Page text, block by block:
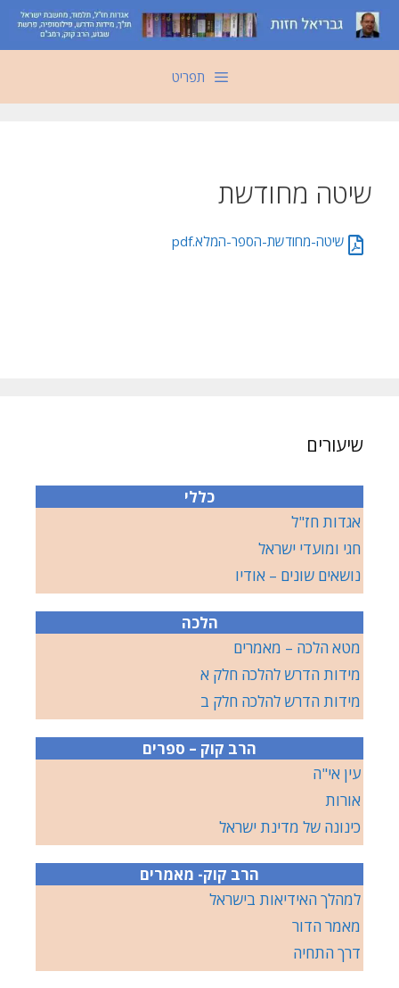
לדלג
לתוכן
תפריט
שיטה מחודשת
שיטה-מחודשת-הספר-המלא.pdf
שיעורים
כללי
אגדות חז"ל
חגי ומועדי ישראל
נושאים שונים – אודיו
הלכה
מטא הלכה – מאמרים
מידות הדרש להלכה חלק א
מידות הדרש להלכה חלק ב
הרב קוק – ספרים
עין אי"ה
אורות
כינונה של מדינת ישראל
הרב קוק- מאמרים
למהלך האידיאות בישראל
מאמר הדור
דרך התחיה